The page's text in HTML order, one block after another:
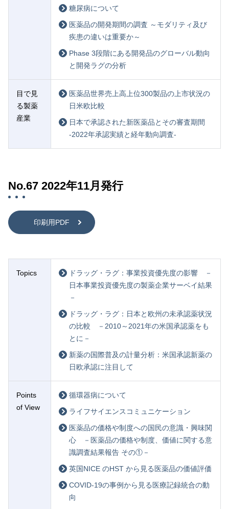
糖尿病について
医薬品の開発期間の調査 ～モダリティ及び
疾患の違いは重要か～
Phase 3段階にある開発品のグローバル動向
と開発ラグの分析
目で見
る製薬
産業
医薬品世界売上高上位300製品の上市状況の
日米欧比較
日本で承認された新医薬品とその審査期間
-2022年承認実績と経年動向調査-
No.67 2022年11月発行
印刷用PDF
Topics
ドラッグ・ラグ：事業投資優先度の影響 －
日本事業投資優先度の製薬企業サーベイ結果
－
ドラッグ・ラグ：日本と欧州の未承認薬状況
の比較 －2010～2021年の米国承認薬をも
とに－
新薬の国際普及の計量分析：米国承認新薬の
日欧承認に注目して
Points
of View
循環器病について
ライフサイエンスコミュニケーション
医薬品の価格や制度への国民の意識・興味関
心 －医薬品の価格や制度、価値に関する意
識調査結果報告 その①－
英国NICE のHST から見る医薬品の価値評価
COVID-19の事例から見る医療記録統合の動
向